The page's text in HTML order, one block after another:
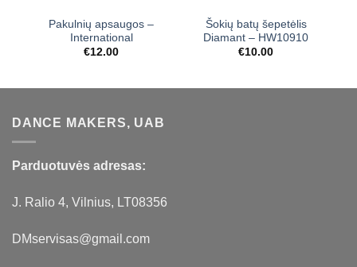
Pakulnių apsaugos –
International
€12.00
Šokių batų šepetėlis
Diamant – HW10910
€10.00
DANCE MAKERS, UAB
Parduotuvės adresas:
J. Ralio 4, Vilnius, LT08356
DMservisas@gmail.com